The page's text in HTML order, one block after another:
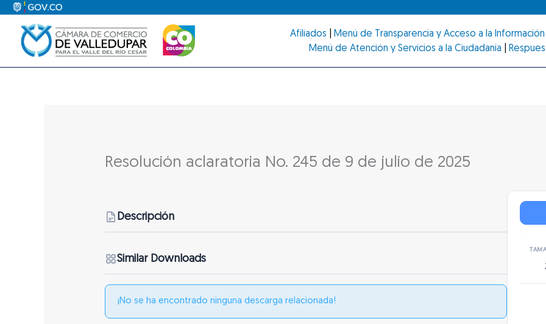
contenido
Afiliados Menú de Transparencia y Acceso a la Información
Menú de Atención y Servicios a la Ciudadanía
Resolución aclaratoria No. 245 de 9 de julio de 2025
Descripción
Similar Downloads
¡No se ha encontrado ninguna descarga relacionada!